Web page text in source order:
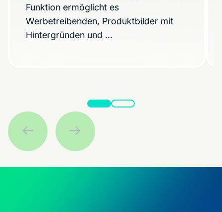
Funktion ermöglicht es
Werbetreibenden, Produktbilder mit
Hintergründen und ...